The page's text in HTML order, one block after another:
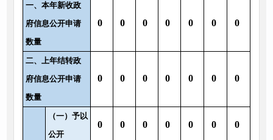
一、本年新收政
府信息公开申请
数量
0 0 0 0 0 0 0
二、上年结转政
府信息公开申请
数量
0 0 0 0 0 0 0
（一）予以
公开
0 0 0 0 0 0 0